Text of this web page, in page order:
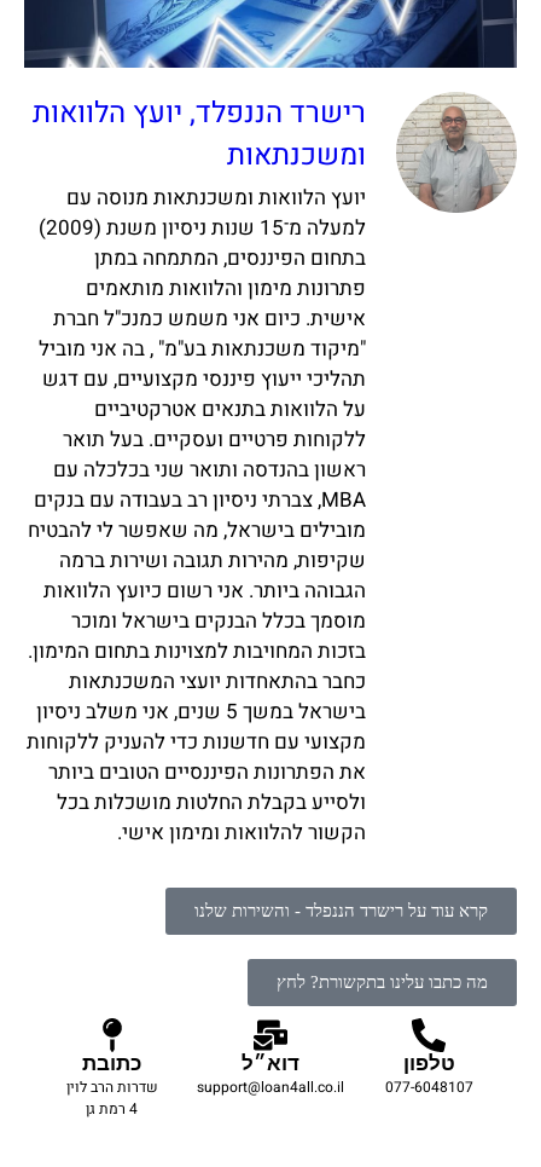
רישרד הננפלד, יועץ הלוואות
ומשכנתאות
יועץ הלוואות ומשכנתאות מנוסה עם
למעלה מ־15 שנות ניסיון משנת (2009)
בתחום הפיננסים, המתמחה במתן
פתרונות מימון והלוואות מותאמים
אישית. כיום אני משמש כמנכ"ל חברת
"מיקוד משכנתאות בע"מ" , בה אני מוביל
תהליכי ייעוץ פיננסי מקצועיים, עם דגש
על הלוואות בתנאים אטרקטיביים
ללקוחות פרטיים ועסקיים. בעל תואר
ראשון בהנדסה ותואר שני בכלכלה עם
MBA, צברתי ניסיון רב בעבודה עם בנקים
מובילים בישראל, מה שאפשר לי להבטיח
שקיפות, מהירות תגובה ושירות ברמה
הגבוהה ביותר. אני רשום כיועץ הלוואות
מוסמך בכלל הבנקים בישראל ומוכר
בזכות המחויבות למצוינות בתחום המימון.
כחבר בהתאחדות יועצי המשכנתאות
בישראל במשך 5 שנים, אני משלב ניסיון
מקצועי עם חדשנות כדי להעניק ללקוחות
את הפתרונות הפיננסיים הטובים ביותר
ולסייע בקבלת החלטות מושכלות בכל
הקשור להלוואות ומימון אישי.
קרא עוד על רישרד הננפלד - והשירות שלנו
מה כתבו עלינו בתקשורת? לחץ
טלפון
077-6048107
דוא״ל
support@loan4all.co.il
כתובת
שדרות הרב לוין
4 רמת גן